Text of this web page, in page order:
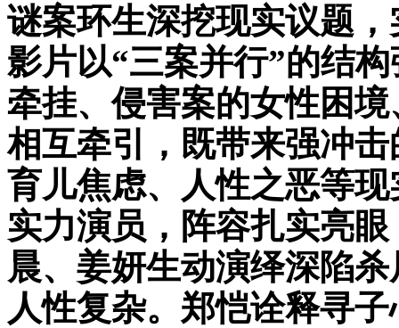
谜案环生深挖现实议题
影片以“三案并行”的结
牵挂、侵害案的女性困
相互牵引，既带来强冲
育儿焦虑、人性之恶等
实力演员，阵容扎实亮
晨、姜妍生动演绎深陷
人性复杂。郑恺诠释寻